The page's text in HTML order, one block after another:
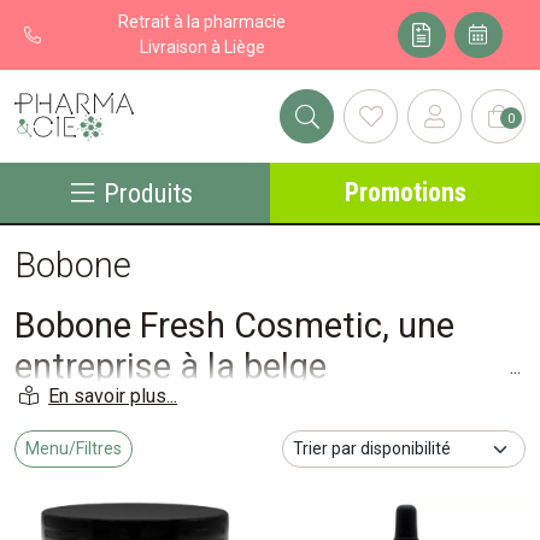
Retrait à la pharmacie
Livraison à Liège
Pharma&cie - Pharmacie des Franchises Votre export 0
Produits Promotions
Bobone
Bobone Fresh Cosmetic, une
entreprise à la belge
Menu/Filtres